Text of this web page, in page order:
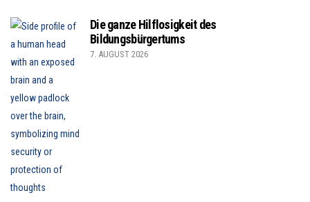
Die ganze Hilflosigkeit des
Bildungsbürgertums
7. AUGUST 2026